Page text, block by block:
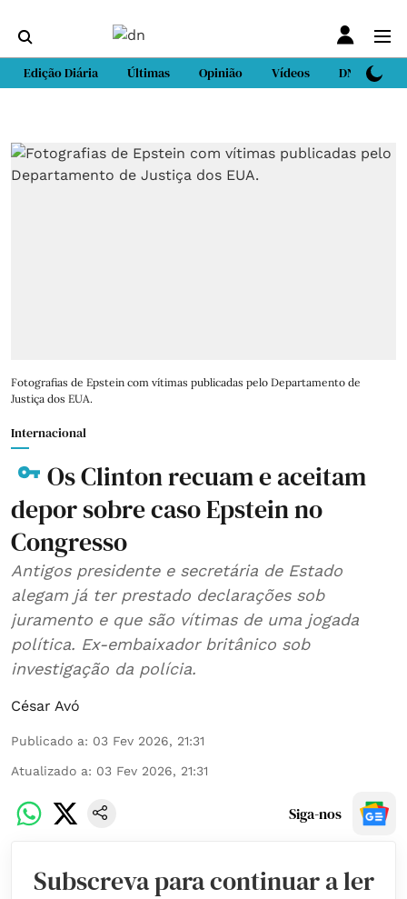
Edição Diária Últimas Opinião Vídeos DN Sport
Fotografias de Epstein com vítimas publicadas pelo Departamento de
Justiça dos EUA.
Internacional
Os Clinton recuam e aceitam
depor sobre caso Epstein no
Congresso
Antigos presidente e secretária de Estado
alegam já ter prestado declarações sob
juramento e que são vítimas de uma jogada
política. Ex-embaixador britânico sob
investigação da polícia.
César Avó
Publicado a: 03 Fev 2026, 21:31
Atualizado a: 03 Fev 2026, 21:31
Siga-nos
Subscreva para continuar a ler